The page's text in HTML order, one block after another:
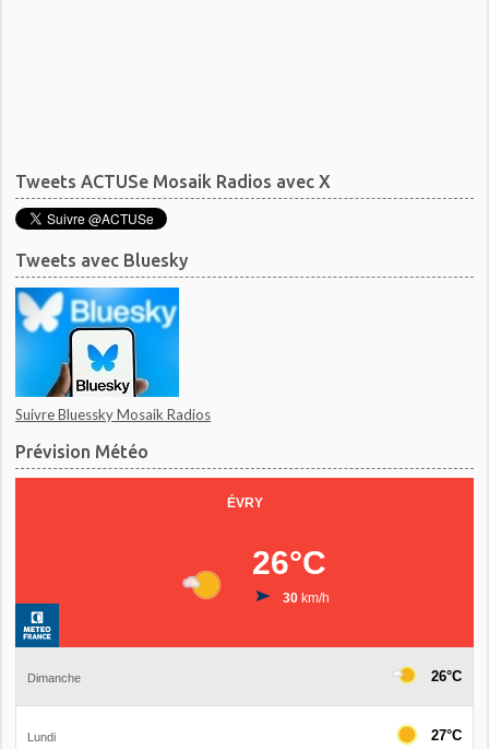
Tweets ACTUSe Mosaik Radios avec X
Tweets avec Bluesky
Suivre Bluessky Mosaik Radios
Prévision Météo